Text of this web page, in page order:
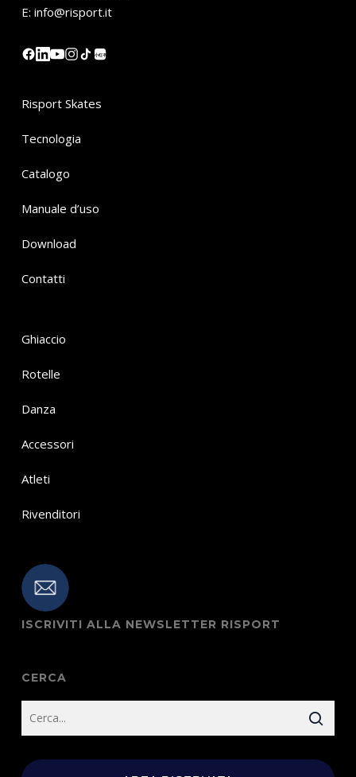
E: info@risport.it
小红书
Risport Skates
Tecnologia
Catalogo
Manuale d’uso
Download
Contatti
Ghiaccio
Rotelle
Danza
Accessori
Atleti
Rivenditori
ISCRIVITI ALLA NEWSLETTER RISPORT
CERCA